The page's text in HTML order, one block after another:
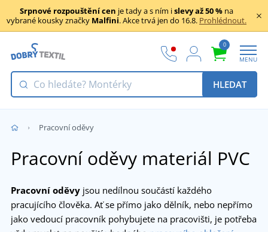
Srpnové rozpouštění cen je tady a s ním islevy až 50 % na
vybrané kousky značky Malfini. Akce trvá jen do 16.8. Prohlédnout.
0
MENU
HLEDAT
Pracovní oděvy
Pracovní oděvy materiál PVC
Pracovní oděvy jsou nedílnou součástí každého
pracujícího člověka. Ať se přímo jako dělník, nebo nepřímo
jako vedoucí pracovník pohybujete na pracovišti, je potřeba